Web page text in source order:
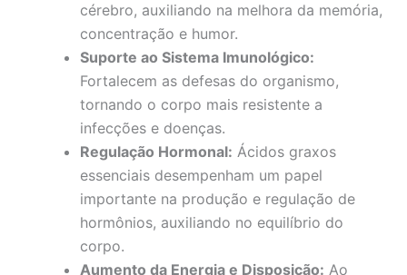
cérebro, auxiliando na melhora da memória,
concentração e humor.
Suporte ao Sistema Imunológico:
Fortalecem as defesas do organismo,
tornando o corpo mais resistente a
infecções e doenças.
Regulação Hormonal: Ácidos graxos
essenciais desempenham um papel
importante na produção e regulação de
hormônios, auxiliando no equilíbrio do
corpo.
Aumento da Energia e Disposição: Ao